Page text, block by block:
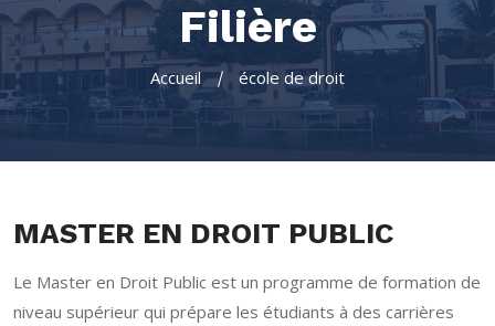
Filière
Accueil école de droit
MASTER EN DROIT PUBLIC
Le Master en Droit Public est un programme de formation de
niveau supérieur qui prépare les étudiants à des carrières